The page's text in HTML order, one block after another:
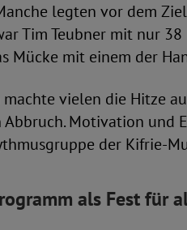
legten vor dem
Tim Teubner mit nur 38
Mücke mit einem der
vielen die Hitze
Abbruch. Motivation und
der Kifrie-
als Fest für